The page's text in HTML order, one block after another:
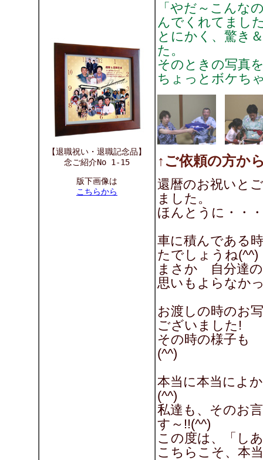
【退職祝い・退職記念品】
念ご紹介No 1-15
版下画像は
こちらから
「やだ～こん
んでくれてまし
とにかく、驚き
た。
そのときの写真
ちょっとボケち
↑ご依頼の方か
還暦のお祝いと
ました。
ほんとうに・・
車に積んである
たでしょうね(^^)
まさか 自分達
思いもよらなか
お渡しの時のお
ございました!
その時の様子も
(^^)
本当に本当によ
(^^)
私達も、そのお
す～!!(^^)
この度は、「し
こちらこそ、本